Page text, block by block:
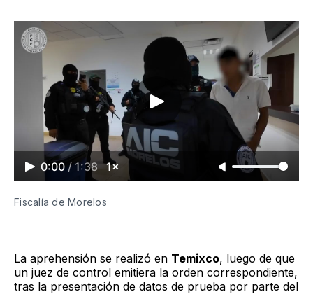
0:00 / 1:38 1×
Fiscalía de Morelos
La aprehensión se realizó en Temixco, luego de que
un juez de control emitiera la orden correspondiente,
tras la presentación de datos de prueba por parte del